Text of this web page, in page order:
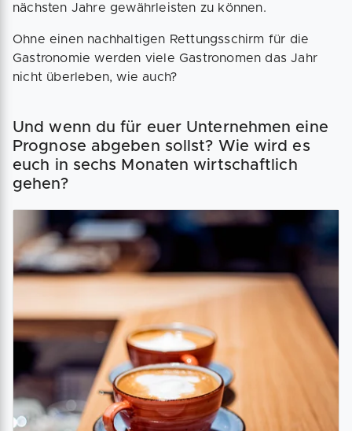
nächsten Jahre gewährleisten zu können.
Ohne einen nachhaltigen Rettungsschirm für die
Gastronomie werden viele Gastronomen das Jahr
nicht überleben, wie auch?
Und wenn du für euer Unternehmen eine
Prognose abgeben sollst? Wie wird es
euch in sechs Monaten wirtschaftlich
gehen?